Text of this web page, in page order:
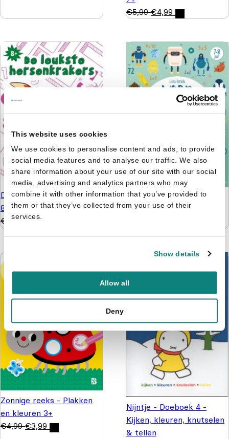
This website uses cookies
We use cookies to personalise content and ads, to provide
social media features and to analyse our traffic. We also
share information about your use of our site with our social
media, advertising and analytics partners who may
combine it with other information that you’ve provided to
them or that they’ve collected from your use of their
services.
Show details
Allow all
Deny
€5,99 €4,99
De leukste hersenkrakers
8+
€
5,99 €4,99
De tafelfabriek - Word
een wiskid
Zonnige reeks - Plakken
en kleuren 3+
€4,99 €3,99
Nijntje - Doeboek 4 -
Kijken, kleuren, knutselen
& tellen